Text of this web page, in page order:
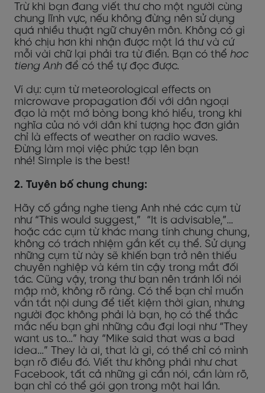
Trừ khi bạn đang viết thư cho một người cùng
chung lĩnh vực, nếu không đừng nên sử dụng
quá nhiều thuật ngữ chuyên môn. Không có gì
khó chịu hơn khi nhận được một lá thư và cứ
mỗi vài chữ lại phải tra từ điển. Bạn có thể hoc
tieng Anh để có thể tự đọc được.
Ví dụ: cụm từ meteorological effects on
microwave propagation đối với dân ngoại
đạo là một mớ bòng bong khó hiểu, trong khi
nghĩa của nó với dân khí tượng học đơn giản
chỉ là effects of weather on radio waves.
Đừng làm mọi việc phức tạp lên bạn
nhé! Simple is the best!
2. Tuyên bố chung chung:
Hãy cố gắng nghe tieng Anh nhé các cụm từ
như “This would suggest,” “It is advisable,”…
hoặc các cụm từ khác mang tính chung chung,
không có trách nhiệm gắn kết cụ thể. Sử dụng
những cụm từ này sẽ khiến bạn trở nên thiếu
chuyên nghiệp và kém tin cậy trong mắt đối
tác. Cũng vậy, trong thư bạn nên tránh lối nói
mập mờ, không rõ ràng. Có thể bạn chỉ muốn
vắn tắt nội dung để tiết kiệm thời gian, nhưng
người đọc không phải là bạn, họ có thể thắc
mắc nếu bạn ghi những câu đại loại như “They
want us to…” hay “Mike said that was a bad
idea…” They là ai, that là gì, có thể chỉ có mình
bạn rõ điều đó. Viết thư không phải như chat
Facebook, tất cả những gì cần nói, cần làm rõ,
bạn chỉ có thể gói gọn trong một hai lần.